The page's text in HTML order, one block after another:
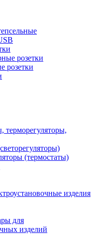
розетки
розетки
терморегуляторы,
(термостаты)
изделия
для
изделий